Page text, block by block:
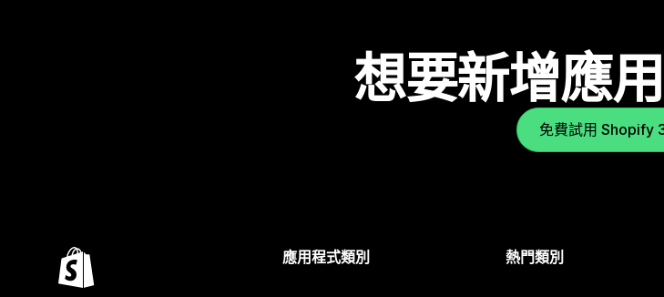
想要新增應
免費試用 Shopify
應用程式類別 熱門類別